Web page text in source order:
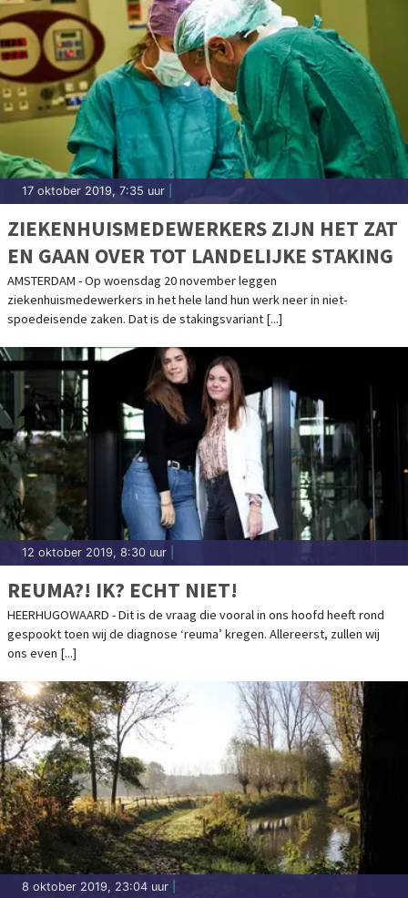
17 oktober 2019, 7:35 uur
ZIEKENHUISMEDEWERKERS ZIJN HET ZAT
EN GAAN OVER TOT LANDELIJKE STAKING
AMSTERDAM - Op woensdag 20 november leggen
ziekenhuismedewerkers in het hele land hun werk neer in niet-
spoedeisende zaken. Dat is de stakingsvariant [...]
12 oktober 2019, 8:30 uur
REUMA?! IK? ECHT NIET!
HEERHUGOWAARD - Dit is de vraag die vooral in ons hoofd heeft rond
gespookt toen wij de diagnose ‘reuma’ kregen. Allereerst, zullen wij
ons even [...]
8 oktober 2019, 23:04 uur